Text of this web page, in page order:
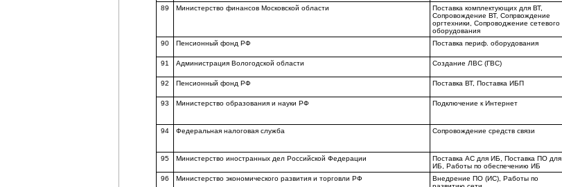
89 Министерство финансов Московской области
Поставка комплектующих для ВТ,
Сопровождение ВТ, Сопрвождение
оргтехники, Сопроводжение сетевого
оборудования
90 Пенсионный фонд РФ Поставка периф. оборудования
91 Администрация Вологодской области Создание ЛВС (ГВС)
92 Пенсионный фонд РФ Поставка ВТ, Поставка ИБП
93 Министерство образования и науки РФ Подключение к Интернет
94 Федеральная налоговая служба Сопровождение средств связи
95 Министерство иностранных дел Российской Федерации
Поставка АС для ИБ, Поставка ПО для
ИБ, Работы по обеспечению ИБ
96 Министерство экономического развития и торговли РФ
Внедрение ПО (ИС), Работы по